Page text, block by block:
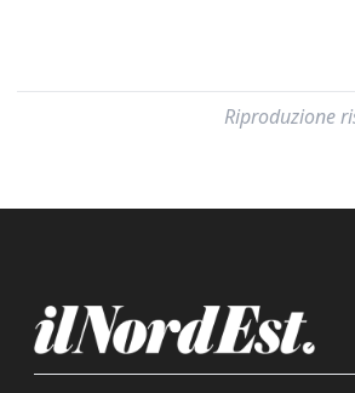
Riproduzione